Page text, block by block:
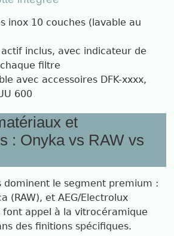
inox 10 couches (lavable au
inclus, avec indicateur de
filtre
avec accessoires DFK-xxxx,
600
et
: Onyka vs RAW vs
dominent le segment premium :
(RAW), et AEG/Electrolux
font appel à la vitrocéramique
des finitions spécifiques.